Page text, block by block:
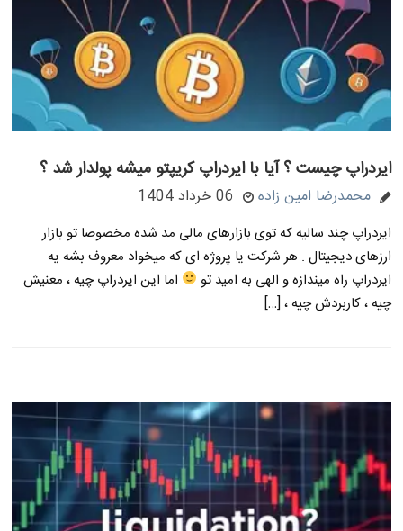
ایردراپ چیست ؟ آیا با ایردراپ کریپتو میشه پولدار شد ؟
محمدرضا امین زاده 06 خرداد 1404
ایردراپ چند سالیه که توی بازارهای مالی مد شده مخصوصا تو بازار
ارزهای دیجیتال . هر شرکت یا پروژه ای که میخواد معروف بشه یه
ایردراپ راه میندازه و الهی به امید تو
اما این ایردراپ چیه ، معنیش
چیه ، کاربردش چیه ، […]